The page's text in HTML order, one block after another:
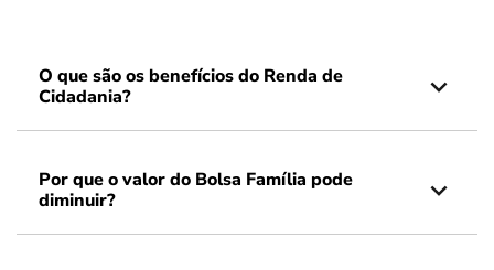
O que são os benefícios do Renda de
Cidadania?
Por que o valor do Bolsa Família pode
diminuir?